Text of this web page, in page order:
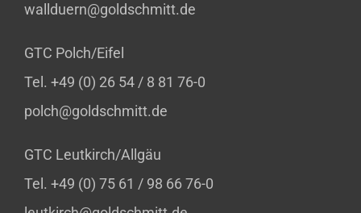
wallduern@goldschmitt.de
GTC Polch/Eifel
Tel. +49 (0) 26 54 / 8 81 76-0
polch@goldschmitt.de
GTC Leutkirch/Allgäu
Tel. +49 (0) 75 61 / 98 66 76-0